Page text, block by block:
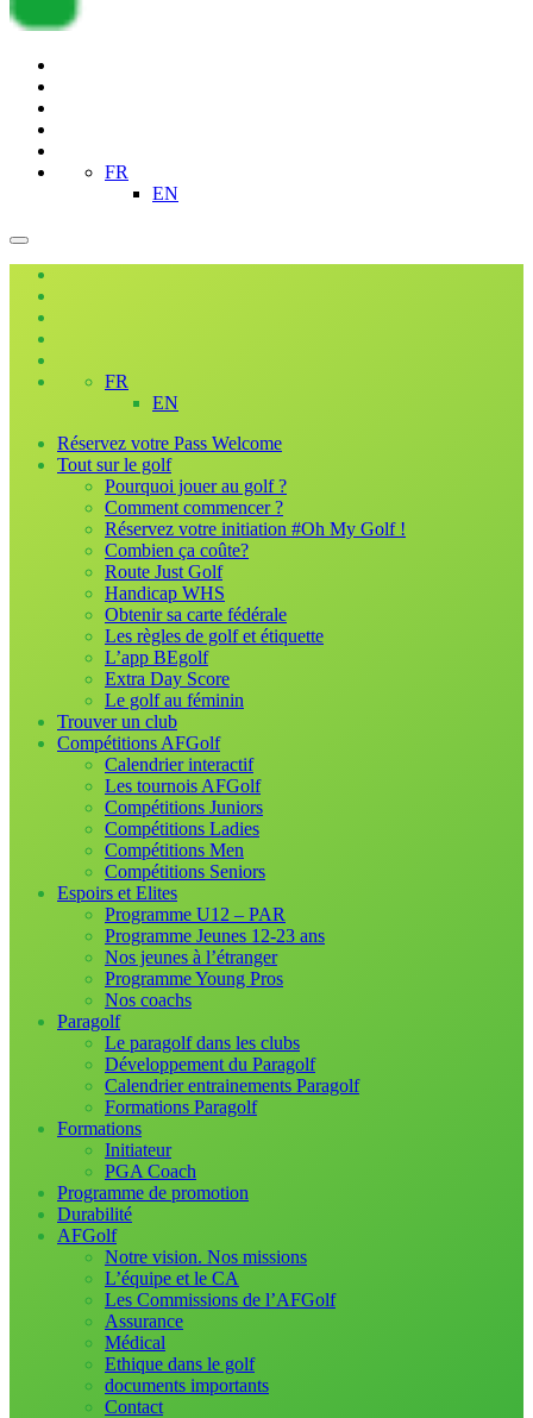
FR
EN
FR
EN
Réservez votre Pass Welcome
Tout sur le golf
Pourquoi jouer au golf ?
Comment commencer ?
Réservez votre initiation #Oh My Golf !
Combien ça coûte?
Route Just Golf
Handicap WHS
Obtenir sa carte fédérale
Les règles de golf et étiquette
L’app BEgolf
Extra Day Score
Le golf au féminin
Trouver un club
Compétitions AFGolf
Calendrier interactif
Les tournois AFGolf
Compétitions Juniors
Compétitions Ladies
Compétitions Men
Compétitions Seniors
Espoirs et Elites
Programme U12 – PAR
Programme Jeunes 12-23 ans
Nos jeunes à l’étranger
Programme Young Pros
Nos coachs
Paragolf
Le paragolf dans les clubs
Développement du Paragolf
Calendrier entrainements Paragolf
Formations Paragolf
Formations
Initiateur
PGA Coach
Programme de promotion
Durabilité
AFGolf
Notre vision. Nos missions
L’équipe et le CA
Les Commissions de l’AFGolf
Assurance
Médical
Ethique dans le golf
documents importants
Contact